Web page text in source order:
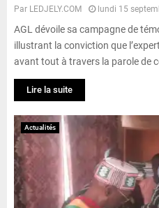
Par LEDJELY.COM lundi 15
AGL dévoile sa campagne de
illustrant la conviction que
avant tout à travers la parole de
Lire la suite
Actualités